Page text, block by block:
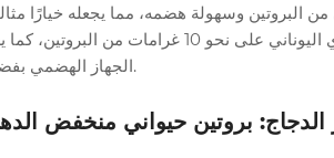
من البروتين وسهولة هضمه، مما يجعله خيارًا
التمارين. يحتوي كل 100 غرام من الزبادي اليوناني على
الجهاز الهضمي بفضل البروبيوتيك الطبيعي.
بروتين حيواني منخفض